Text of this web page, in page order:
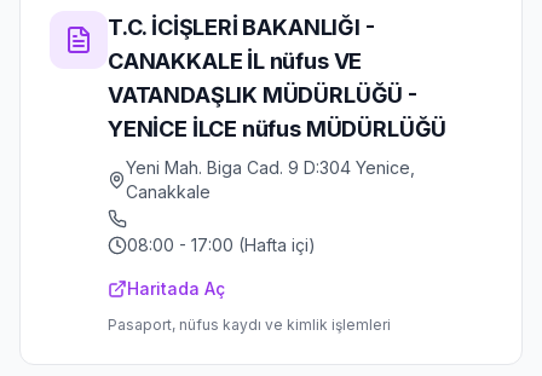
T.C. İCİŞLERİ BAKANLIĞI -
CANAKKALE İL nüfus VE
VATANDAŞLIK MÜDÜRLÜĞÜ -
YENİCE İLCE nüfus MÜDÜRLÜĞÜ
Yeni Mah. Biga Cad. 9 D:304 Yenice,
Canakkale
08:00 - 17:00 (Hafta içi)
Haritada Aç
Pasaport, nüfus kaydı ve kimlik işlemleri